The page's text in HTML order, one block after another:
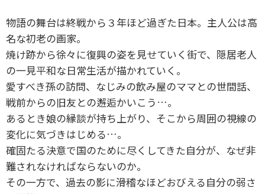
物語の舞台は終戦から３年ほど過ぎた日本。主人公は高
名な初老の画家。
焼け跡から徐々に復興の姿を見せていく街で、隠居老人
の一見平和な日常生活が描かれていく。
愛すべき孫の訪問、なじみの飲み屋のママとの世間話、
戦前からの旧友との邂逅かいこう…。
あるとき娘の縁談が持ち上がり、そこから周囲の視線の
変化に気づきはじめる…。
確固たる決意で国のために尽くしてきた自分が、なぜ非
難されなければならないのか。
その一方で、過去の影に滑稽なほどおびえる自分の弱さ